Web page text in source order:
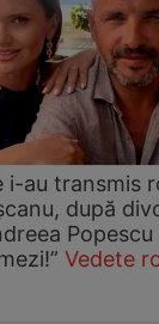
i-au transmis
după
Popescu
Vedete